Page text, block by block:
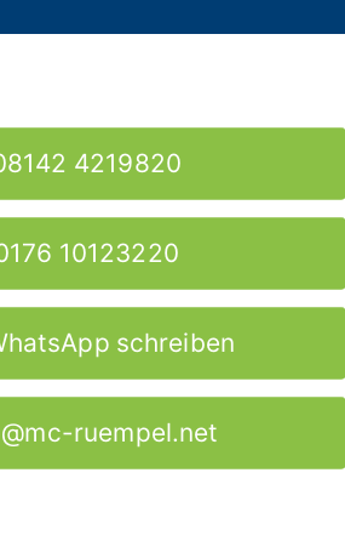
4219820
10123220
schreiben
ruempel.net